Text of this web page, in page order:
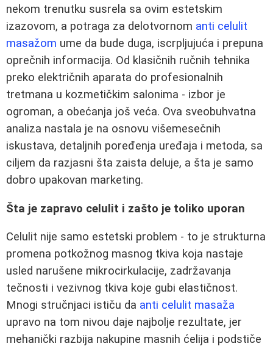
nekom trenutku susrela sa ovim estetskim
izazovom, a potraga za delotvornom anti celulit
masažom ume da bude duga, iscrpljujuća i prepuna
oprečnih informacija. Od klasičnih ručnih tehnika
preko električnih aparata do profesionalnih
tretmana u kozmetičkim salonima - izbor je
ogroman, a obećanja još veća. Ova sveobuhvatna
analiza nastala je na osnovu višemesečnih
iskustava, detaljnih poređenja uređaja i metoda, sa
ciljem da razjasni šta zaista deluje, a šta je samo
dobro upakovan marketing.
Šta je zapravo celulit i zašto je toliko uporan
Celulit nije samo estetski problem - to je strukturna
promena potkožnog masnog tkiva koja nastaje
usled narušene mikrocirkulacije, zadržavanja
tečnosti i vezivnog tkiva koje gubi elastičnost.
Mnogi stručnjaci ističu da anti celulit masaža
upravo na tom nivou daje najbolje rezultate, jer
mehanički razbija nakupine masnih ćelija i podstiče